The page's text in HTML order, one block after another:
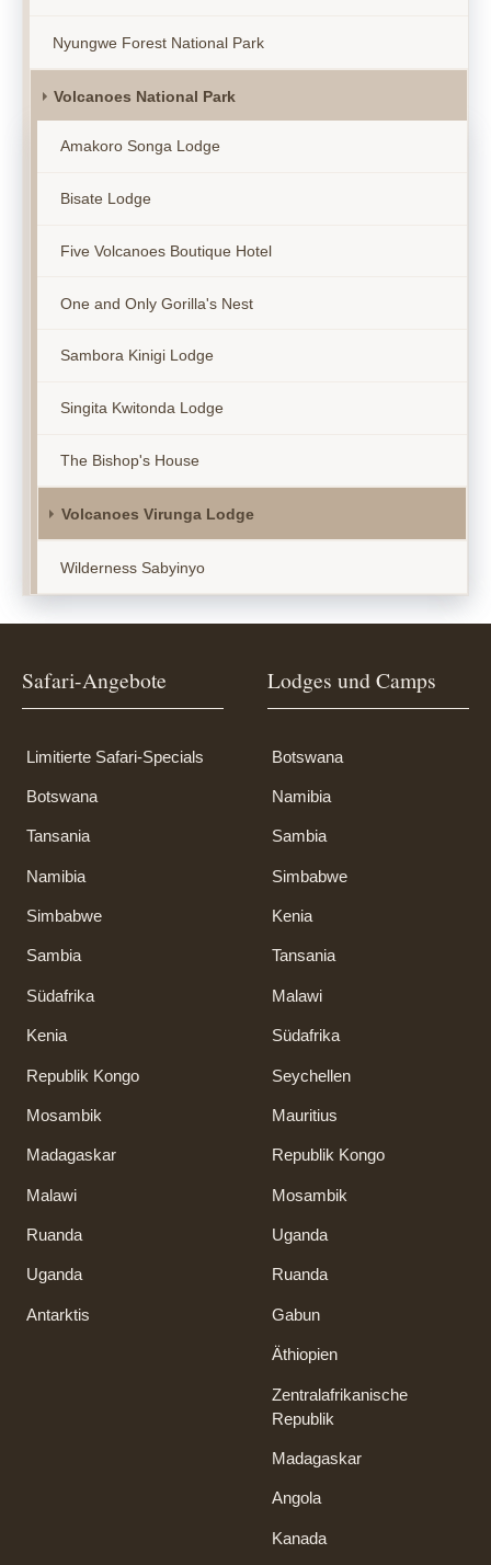
Nyungwe Forest National Park
Volcanoes National Park
Amakoro Songa Lodge
Bisate Lodge
Five Volcanoes Boutique Hotel
One and Only Gorilla's Nest
Sambora Kinigi Lodge
Singita Kwitonda Lodge
The Bishop's House
Volcanoes Virunga Lodge
Wilderness Sabyinyo
Safari-Angebote
Limitierte Safari-Specials
Botswana
Tansania
Namibia
Simbabwe
Sambia
Südafrika
Kenia
Republik Kongo
Mosambik
Madagaskar
Malawi
Ruanda
Uganda
Antarktis
Lodges und Camps
Botswana
Namibia
Sambia
Simbabwe
Kenia
Tansania
Malawi
Südafrika
Seychellen
Mauritius
Republik Kongo
Mosambik
Uganda
Ruanda
Gabun
Äthiopien
Zentralafrikanische
Republik
Madagaskar
Angola
Kanada